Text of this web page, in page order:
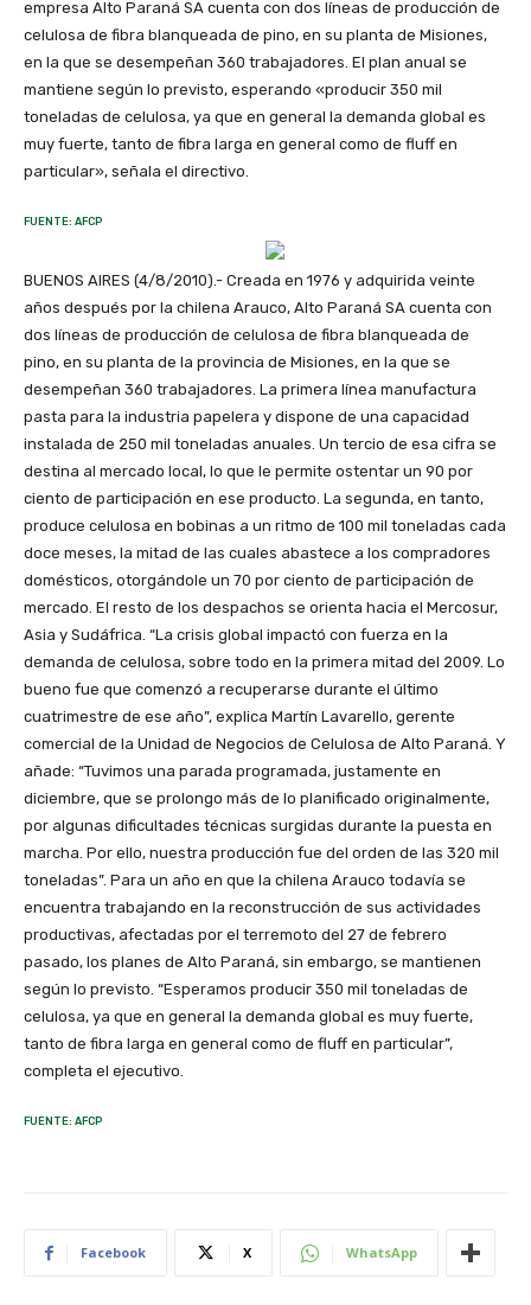
empresa Alto Paraná SA cuenta con dos líneas de producción de
celulosa de fibra blanqueada de pino, en su planta de Misiones,
en la que se desempeñan 360 trabajadores. El plan anual se
mantiene según lo previsto, esperando «producir 350 mil
toneladas de celulosa, ya que en general la demanda global es
muy fuerte, tanto de fibra larga en general como de fluff en
particular», señala el directivo.
FUENTE: AFCP
BUENOS AIRES (4/8/2010).- Creada en 1976 y adquirida veinte
años después por la chilena Arauco, Alto Paraná SA cuenta con
dos líneas de producción de celulosa de fibra blanqueada de
pino, en su planta de la provincia de Misiones, en la que se
desempeñan 360 trabajadores. La primera línea manufactura
pasta para la industria papelera y dispone de una capacidad
instalada de 250 mil toneladas anuales. Un tercio de esa cifra se
destina al mercado local, lo que le permite ostentar un 90 por
ciento de participación en ese producto. La segunda, en tanto,
produce celulosa en bobinas a un ritmo de 100 mil toneladas cada
doce meses, la mitad de las cuales abastece a los compradores
domésticos, otorgándole un 70 por ciento de participación de
mercado. El resto de los despachos se orienta hacia el Mercosur,
Asia y Sudáfrica. “La crisis global impactó con fuerza en la
demanda de celulosa, sobre todo en la primera mitad del 2009. Lo
bueno fue que comenzó a recuperarse durante el último
cuatrimestre de ese año”, explica Martín Lavarello, gerente
comercial de la Unidad de Negocios de Celulosa de Alto Paraná. Y
añade: “Tuvimos una parada programada, justamente en
diciembre, que se prolongo más de lo planificado originalmente,
por algunas dificultades técnicas surgidas durante la puesta en
marcha. Por ello, nuestra producción fue del orden de las 320 mil
toneladas”. Para un año en que la chilena Arauco todavía se
encuentra trabajando en la reconstrucción de sus actividades
productivas, afectadas por el terremoto del 27 de febrero
pasado, los planes de Alto Paraná, sin embargo, se mantienen
según lo previsto. “Esperamos producir 350 mil toneladas de
celulosa, ya que en general la demanda global es muy fuerte,
tanto de fibra larga en general como de fluff en particular”,
completa el ejecutivo.
FUENTE: AFCP
Facebook X WhatsApp